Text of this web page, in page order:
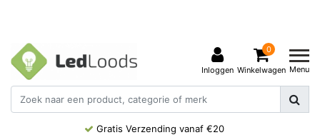
Inloggen
0
Winkelwagen Menu
Gratis Verzending vanaf €20